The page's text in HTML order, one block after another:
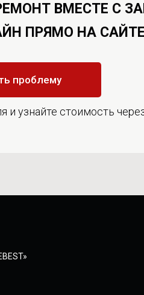
ВМЕСТЕ С
ПРЯМО НА САЙТЕ
проблему
и узнайте стоимость